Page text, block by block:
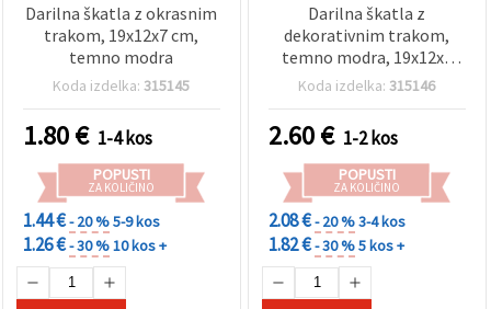
Darilna škatla z okrasnim
trakom, 19x12x7 cm,
temno modra
Koda izdelka:315145
1.80€ 1-4 kos
POPUSTI
ZA KOLIČINO
1.44 €- 20 %5-9 kos
1.26 €- 30 %10 kos +
Darilna škatla z
dekorativnim trakom,
temno modra, 19x12x7
cm
Koda izdelka:315146
2.60€ 1-2 kos
POPUSTI
ZA KOLIČINO
2.08 €- 20 %3-4 kos
1.82 €- 30 %5 kos +